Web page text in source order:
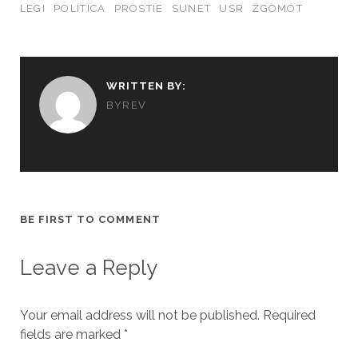
LEGI
POLITICA PROSTIE SUNET USR ZGOMOT
WRITTEN BY:
BYREV
BE FIRST TO COMMENT
Leave a Reply
Your email address will not be published. Required
fields are marked *